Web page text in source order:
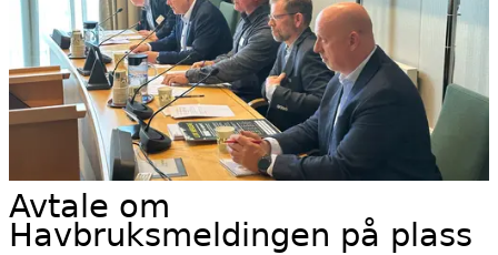
07. mai 2026
Årets overvåking av lakselus er i gang
07. mai 2026
Slik kartlegges unglaksens utvandring
Avtale om
Havbruksmeldingen på plass